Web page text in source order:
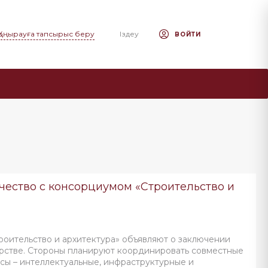
тапсырыс беру Іздеу ВОЙТИ
с консорциумом «Строительство и
и архитектура» объявляют о заключении
Стороны планируют координировать совместные
– интеллектуальные, инфраструктурные и